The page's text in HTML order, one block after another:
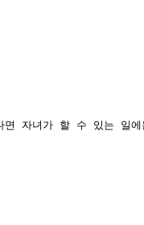
면 자녀가 할 수 있는 일